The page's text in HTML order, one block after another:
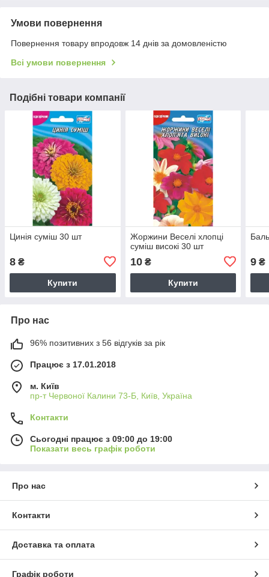
Умови повернення
Повернення товару впродовж 14 днів за домовленістю
Всі умови повернення
Подібні товари компанії
Цинія суміш 30 шт
8 ₴
Купити
Жоржини Веселі хлопці
суміш високі 30 шт
10₴
Купити
9 ₴
Про нас
96% позитивних з 56 відгуків за рік
Працює з 17.01.2018
м. Київ
пр-т Червоної Калини 73-Б, Київ, Україна
Контакти
Сьогодні працює з 09:00 до 19:00
Показати весь графік роботи
Про нас
Контакти
Доставка та оплата
Графік роботи